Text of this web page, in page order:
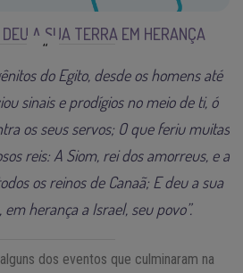
A SUA TERRA EM HERANÇA
do Egito, desde os homens até
sinais e prodígios no meio de ti, ó
os seus servos; O que feriu muitas
reis: A Siom, rei dos amorreus, e a
os reinos de Canaã; E deu a sua
herança a Israel, seu povo”.
dos eventos que culminaram na